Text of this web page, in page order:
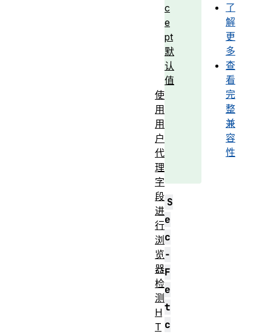
了
解
更
多
查
看
完
整
兼
容
性
S
e
c
-
F
e
t
c
c
e
pt
默
认
值
使
用
用
户
代
理
字
段
进
行
浏
览
器
检
测
H
T